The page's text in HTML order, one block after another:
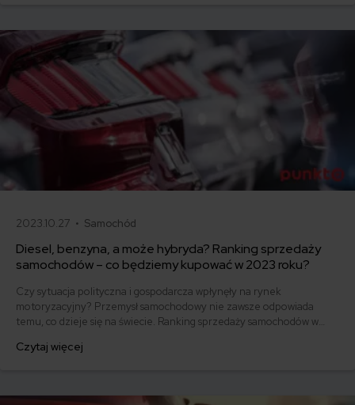
2023.10.27 • Samochód
Diesel, benzyna, a może hybryda? Ranking sprzedaży
samochodów – co będziemy kupować w 2023 roku?
Czy sytuacja polityczna i gospodarcza wpłynęły na rynek
motoryzacyjny? Przemysł samochodowy nie zawsze odpowiada
temu, co dzieje się na świecie. Ranking sprzedaży samochodów w
sprzedawały się najlepiej i czy znalazło to odzwierciedlenie w cenach
Czytaj więcej